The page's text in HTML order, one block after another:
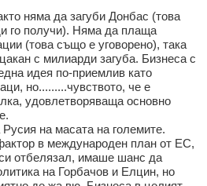
няма да загуби Донбас (това
го получи). Няма да плаща
(това също е уговорено), така
с милиарди загуба. Бизнеса с
идея по-приемлив като
но.........чувството, че е
удовлетворяваща основно
на масата на големите.
в международен план от ЕС,
си отбелязал, имаше шанс да
на Горбачов и Елцин, но